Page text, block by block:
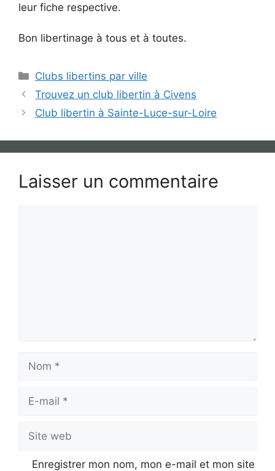
leur fiche respective.
Bon libertinage à tous et à toutes.
Catégories
Clubs libertins par ville
Trouvez un club libertin à Civens
Club libertin à Sainte-Luce-sur-Loire
Laisser un commentaire
Nom
Site
web
Enregistrer mon nom, mon e-mail et mon site